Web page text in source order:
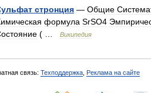
стронция — Общие
формула SrSO4
( … Википедия
связь: Техподдержка Реклама на сайте